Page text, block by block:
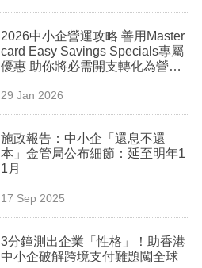
2026中小企營運攻略 善用Master
card Easy Savings Specials專屬
優惠 助你將必需開支轉化為營運
29 Jan 2026
施政報告：中小企「還息不還
本」金管局公布細節：延至明年1
1月
17 Sep 2025
3分鐘測出企業「性格」！助香港
中小企破解跨境支付難題闖全球